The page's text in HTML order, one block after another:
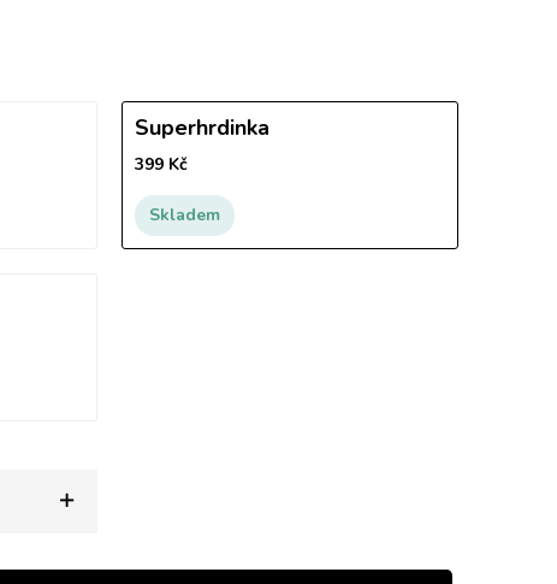
Superhrdinka
399 Kč
Skladem